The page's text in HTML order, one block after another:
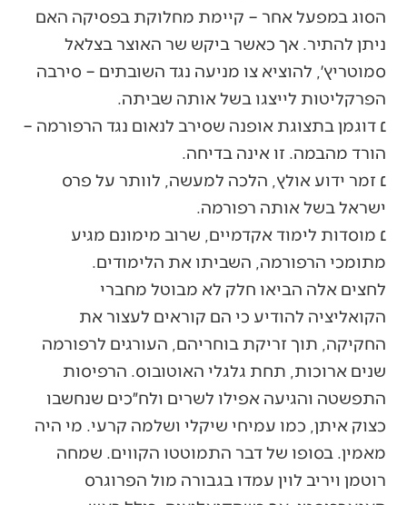
הסוג במפעל אחר – קיימת מחלוקת בפסיקה האם
ניתן להתיר. אך כאשר ביקש שר האוצר בצלאל
סמוטריץ׳, להוציא צו מניעה נגד השובתים – סירבה
הפרקליטות לייצגו בשל אותה שביתה.
׆ דוגמן בתצוגת אופנה שסירב לנאום נגד הרפורמה –
הורד מהבמה. זו אינה בדיחה.
׆ זמר ידוע אולץ, הלכה למעשה, לוותר על פרס
ישראל בשל אותה רפורמה.
׆ מוסדות לימוד אקדמיים, שרוב מימונם מגיע
מתומכי הרפורמה, השביתו את הלימודים.
לחצים אלה הביאו חלק לא מבוטל מחברי
הקואליציה להודיע כי הם קוראים לעצור את
החקיקה, תוך זריקת בוחריהם, העורגים לרפורמה
שנים ארוכות, תחת גלגלי האוטובוס. הרפיסות
התפשטה והגיעה אפילו לשרים ולח״כים שנחשבו
כצוק איתן, כמו עמיחי שיקלי ושלמה קרעי. מי היה
מאמין. בסופו של דבר התמוטטו הקווים. שמחה
רוטמן ויריב לוין עמדו בגבורה מול הפרוגרס